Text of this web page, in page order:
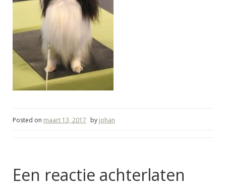
Posted on maart 13, 2017 by johan
Een reactie achterlaten